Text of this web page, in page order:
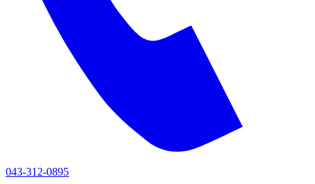
043-312-0895